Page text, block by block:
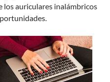
los auriculares inalámbricos